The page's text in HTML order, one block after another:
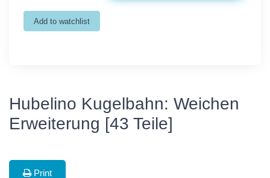
Hubelino Kugelbahn: Weichen
Erweiterung [43 Teile]
Print